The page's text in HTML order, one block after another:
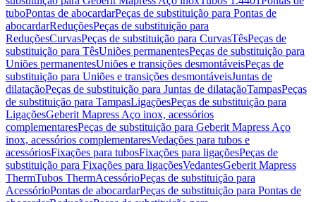
tuboPontas de abocardarPeças de substituição para Pontas de
abocardarReduçõesPeças de substituição para
ReduçõesCurvasPeças de substituição para CurvasTêsPeças de
substituição para TêsUniões permanentesPeças de substituição para
Uniões permanentesUniões e transições desmontáveisPeças de
substituição para Uniões e transições desmontáveisJuntas de
dilataçãoPeças de substituição para Juntas de dilataçãoTampasPeças
de substituição para TampasLigaçõesPeças de substituição para
LigaçõesGeberit Mapress Aço inox, acessórios
complementaresPeças de substituição para Geberit Mapress Aço
inox, acessórios complementaresVedações para tubos e
acessóriosFixações para tubosFixações para ligaçõesPeças de
substituição para Fixações para ligaçõesVedantesGeberit Mapress
ThermTubos ThermAcessórioPeças de substituição para
AcessórioPontas de abocardarPeças de substituição para Pontas de